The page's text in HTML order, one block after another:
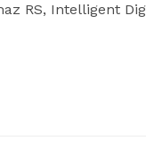
RS, Intelligent